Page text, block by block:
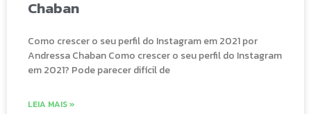
Chaban
Como crescer o seu perfil do Instagram em 2021 por
Andressa Chaban Como crescer o seu perfil do Instagram
em 2021? Pode parecer difícil de
LEIA MAIS »